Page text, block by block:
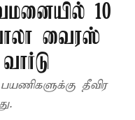
10
வைரஸ்
தீவிர